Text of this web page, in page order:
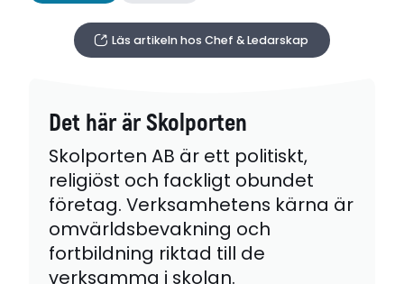
Läs artikeln hos Chef & Ledarskap
Det här är Skolporten
Skolporten AB är ett politiskt,
religiöst och fackligt obundet
företag. Verksamhetens kärna är
omvärldsbevakning och
fortbildning riktad till de
verksamma i skolan.